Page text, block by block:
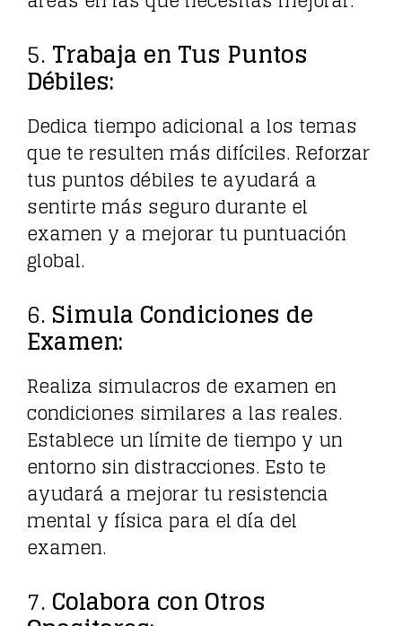
5. Trabaja en Tus Puntos
Débiles:
Dedica tiempo adicional a los temas
que te resulten más difíciles. Reforzar
tus puntos débiles te ayudará a
sentirte más seguro durante el
examen y a mejorar tu puntuación
global.
6. Simula Condiciones de
Examen:
Realiza simulacros de examen en
condiciones similares a las reales.
Establece un límite de tiempo y un
entorno sin distracciones. Esto te
ayudará a mejorar tu resistencia
mental y física para el día del
examen.
7. Colabora con Otros